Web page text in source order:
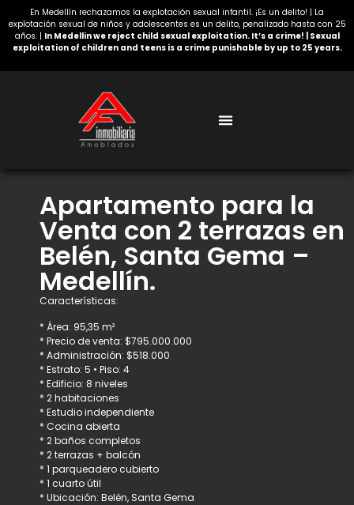
En Medellín rechazamos la explotación sexual infantil. ¡Es un delito! | La
explotación sexual de niños y adolescentes es un delito, penalizado hasta con 25
años. | In Medellin we reject child sexual exploitation. It’s a crime! | Sexual
exploitation of children and teens is a crime punishable by up to 25 years.
Apartamento para la
Venta con 2 terrazas en
Belén, Santa Gema –
Medellín.
Características:
* Área: 95,35 m²
* Precio de venta: $795.000.000
* Administración: $518.000
* Estrato: 5 • Piso: 4
* Edificio: 8 niveles
* 2 habitaciones
* Estudio independiente
* Cocina abierta
* 2 baños completos
* 2 terrazas + balcón
* 1 parqueadero cubierto
* 1 cuarto útil
* Ubicación: Belén, Santa Gema